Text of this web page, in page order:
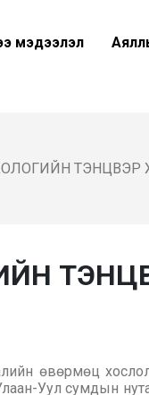
мэдээлэл
ТЭНЦВЭР
өвөрмөц
Уул сумдын